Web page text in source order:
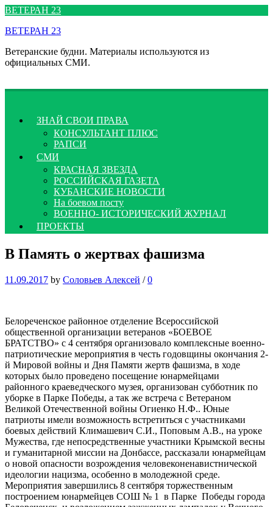
Перейти
содержимому
ВЕТЕРАН 23
ВЕТЕРАН 23
Ветеранские будни. Материалы используются из
официальных СМИ.
ЗНАЙ СВОИ ПРАВА
КОНСУЛЬТАНТ ПЛЮС
РАПСИ
СМИ
КРАСНАЯ ЗВЕЗДА
РОССИЙСКАЯ ГАЗЕТА
КУБАНСКИЕ НОВОСТИ
На боевом посту
ВОЕННО- ИСТОРИЧЕСКИЙ ЖУРНАЛ
ПРОЕКТЫ
В Память о жертвах фашизма
11.09.2017 by Соловьев Алексей / 0
Белореченское районное отделение Всероссийской
общественной организации ветеранов «БОЕВОЕ
БРАТСТВО» с 4 сентября организовало комплексные военно-
патриотические мероприятия в честь годовщины окончания 2-
й Мировой войны и Дня Памяти жертв фашизма, в ходе
которых было проведено посещение юнармейцами
районного краеведческого музея, организован субботник по
уборке в Парке Победы, а так же встреча с Ветераном
Великой Отечественной войны Огиенко Н.Ф.. Юные
патриоты имели возможность встретиться с участниками
боевых действий Климашевич С.И., Поповым А.В., на уроке
Мужества, где непосредственные участники Крымской весны
и гуманитарной миссии на Донбассе, рассказали юнармейцам
о новой опасности возрождения человеконенавистнической
идеологии нацизма, особенно в молодежной среде.
Мероприятия завершились 8 сентября торжественным
построением юнармейцев СОШ № 1 в Парке Победы города